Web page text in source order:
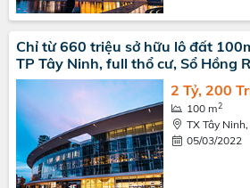
Chỉ từ 660 triệu sở hữu lô đất
TP Tây Ninh, full thổ cư, Sổ Hồng
2 Tỷ, 200
100 m2
TX Tây
05/03/2022